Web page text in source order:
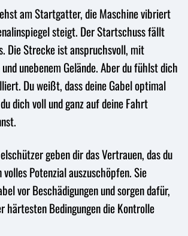
am Startgatter, die Maschine vibriert
steigt. Der Startschuss fällt
Die Strecke ist anspruchsvoll, mit
unebenem Gelände. Aber du fühlst dich
Du weißt, dass deine Gabel optimal
dich voll und ganz auf deine Fahrt
geben dir das Vertrauen, das du
Potenzial auszuschöpfen. Sie
vor Beschädigungen und sorgen dafür,
härtesten Bedingungen die Kontrolle